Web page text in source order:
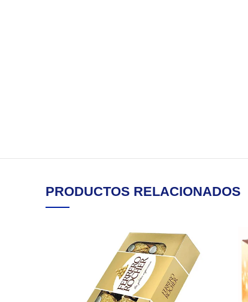
PRODUCTOS RELACIONADOS